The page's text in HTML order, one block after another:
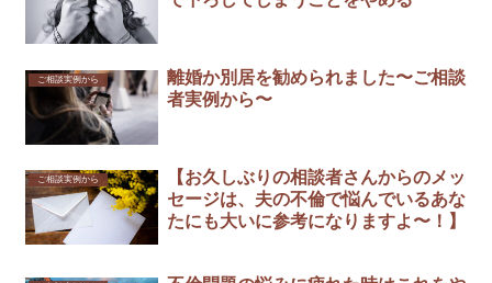
ご相談実例から
離婚か別居を勧められました〜ご相談
者実例から〜
ご相談実例から
【お久しぶりの相談者さんからのメッ
セージは、夫の不倫で悩んでいるあな
たにも大いに参考になりますよ〜！】